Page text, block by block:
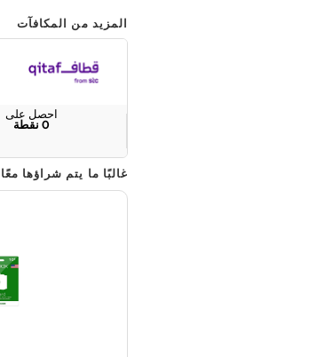
المزيد من المكافآت
احصل على
0 نقطة
غالبًا ما يتم شراؤها معًا